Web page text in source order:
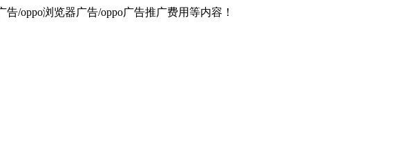
/oppo浏览器广告/oppo广告推广费用等内容！